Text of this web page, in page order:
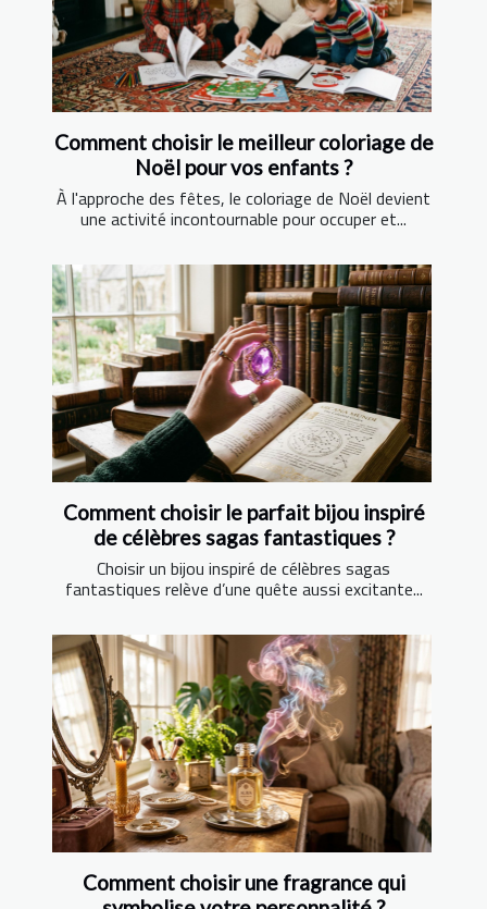
Comment choisir le meilleur coloriage de
Noël pour vos enfants ?
À l'approche des fêtes, le coloriage de Noël devient
une activité incontournable pour occuper et...
Comment choisir le parfait bijou inspiré
de célèbres sagas fantastiques ?
Choisir un bijou inspiré de célèbres sagas
fantastiques relève d’une quête aussi excitante...
Comment choisir une fragrance qui